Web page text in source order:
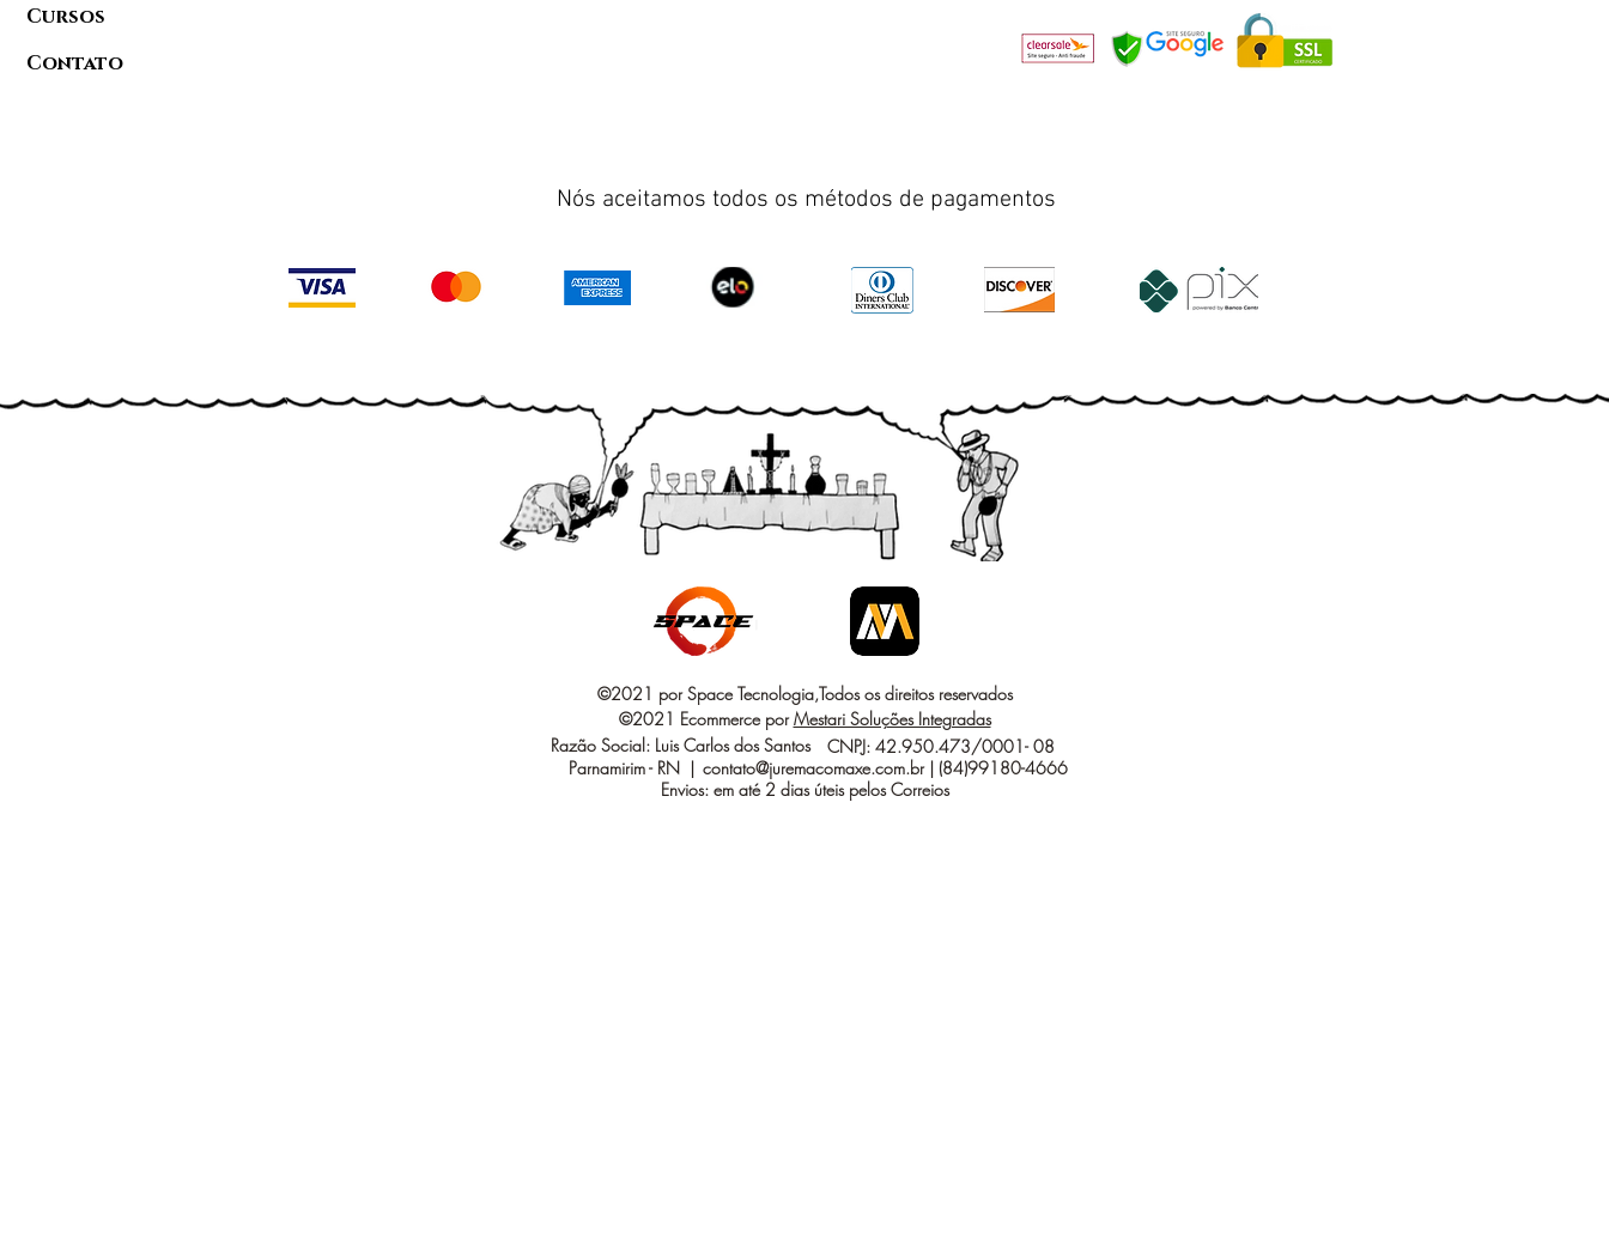
Cursos
Contato
Nós aceitamos todos os métodos de pagamentos
©2021 por Space Tecnologia,Todos os direitos reservados
©2021 Ecommerce porMestari Soluções Integradas
Razão Social: Luis Carlos dos Santos
Parnamirim - RN |
Envios: em até 2 dias úteis pelos Correios
CNPJ: 42.950.473/0001- 08
contato@juremacomaxe.com.br| (84)99180-4666